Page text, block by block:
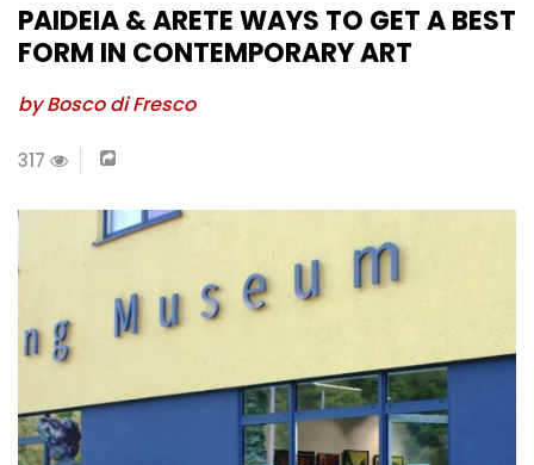
PAIDEIA & ARETE WAYS TO GET A BEST
FORM IN CONTEMPORARY ART
by Bosco di Fresco
317